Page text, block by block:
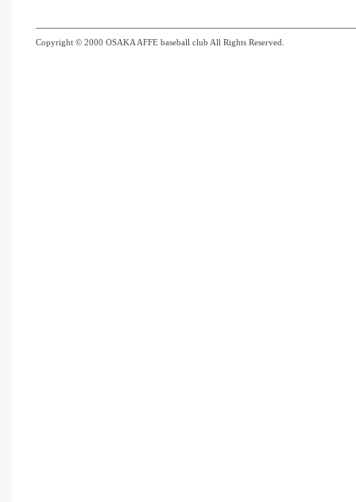
Copyright © 2000 OSAKA AFFE baseball club All Rights Reserved.